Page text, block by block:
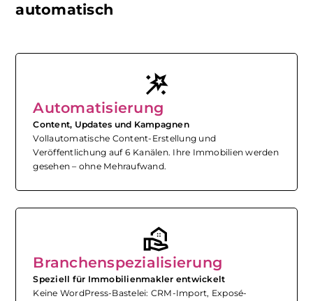
automatisch
wand_stars
Automatisierung
Content, Updates und Kampagnen
Vollautomatische Content-Erstellung und
Veröffentlichung auf 6 Kanälen. Ihre Immobilien werden
gesehen – ohne Mehraufwand.
real_estate_agent
Branchenspezialisierung
Speziell für Immobilienmakler entwickelt
Keine WordPress-Bastelei: CRM-Import, Exposé-